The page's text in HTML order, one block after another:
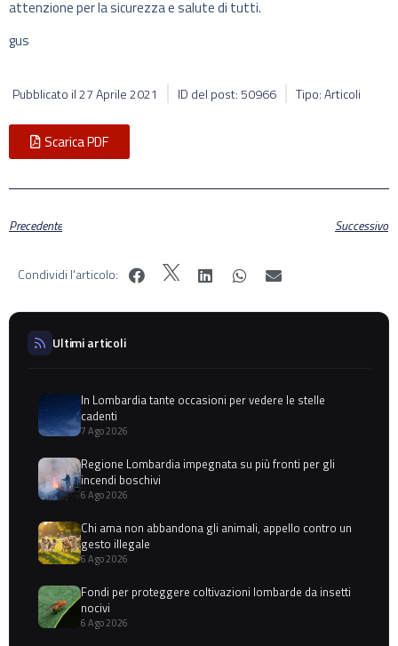
attenzione per la sicurezza e salute di tutti.
gus
Pubblicato il27 Aprile 2021 ID del post: 50966 Tipo: Articoli
Scarica PDF
Precedente Successivo
Condividi l'articolo:
Ultimi articoli
In Lombardia tante occasioni per vedere le stelle
cadenti
7 Ago 2026
Regione Lombardia impegnata su più fronti per gli
incendi boschivi
6 Ago 2026
Chi ama non abbandona gli animali, appello contro un
gesto illegale
6 Ago 2026
Fondi per proteggere coltivazioni lombarde da insetti
nocivi
6 Ago 2026